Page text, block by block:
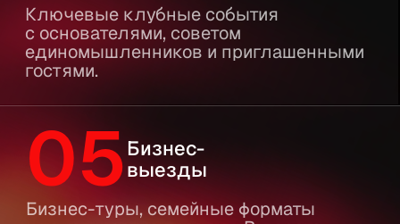
Для тех, кто ещё не в клубе — способ
понять, какие вопросы мы решаем
и как думают предприниматели
внутри.